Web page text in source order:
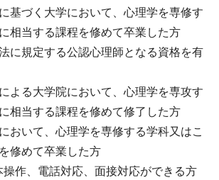
づく大学において、心理学を専修す
相当する課程を修めて卒業した方
規定する公認心理師となる資格を有
る大学院において、心理学を専攻す
相当する課程を修めて修了した方
いて、心理学を専修する学科又はこ
修めて卒業した方
操作、電話対応、面接対応ができる方